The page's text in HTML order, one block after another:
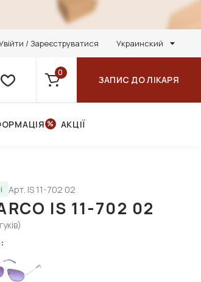
/ Зареєструватися Украинский
0
ЗАПИС ДО ЛІКАРЯ
АКЦІЇ
Арт. IS 11-702 02
IS 11-702 02